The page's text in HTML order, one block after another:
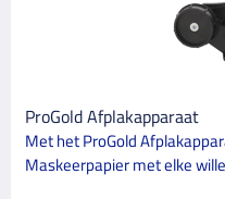
ProGold Afplakapparaat
Met het ProGold
Maskeerpapier met elke